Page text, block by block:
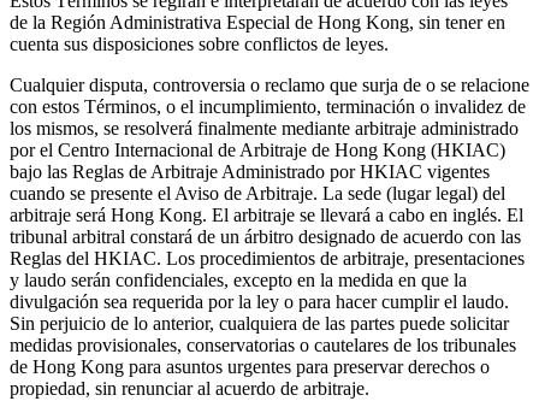
de la Región Administrativa Especial de Hong Kong, sin tener en
cuenta sus disposiciones sobre conflictos de leyes.
Cualquier disputa, controversia o reclamo que surja de o se relacione
con estos Términos, o el incumplimiento, terminación o invalidez de
los mismos, se resolverá finalmente mediante arbitraje administrado
por el Centro Internacional de Arbitraje de Hong Kong (HKIAC)
bajo las Reglas de Arbitraje Administrado por HKIAC vigentes
cuando se presente el Aviso de Arbitraje. La sede (lugar legal) del
arbitraje será Hong Kong. El arbitraje se llevará a cabo en inglés. El
tribunal arbitral constará de un árbitro designado de acuerdo con las
Reglas del HKIAC. Los procedimientos de arbitraje, presentaciones
y laudo serán confidenciales, excepto en la medida en que la
divulgación sea requerida por la ley o para hacer cumplir el laudo.
Sin perjuicio de lo anterior, cualquiera de las partes puede solicitar
medidas provisionales, conservatorias o cautelares de los tribunales
de Hong Kong para asuntos urgentes para preservar derechos o
propiedad, sin renunciar al acuerdo de arbitraje.